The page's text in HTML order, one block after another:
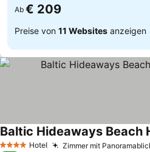
Ab € 209
Preise von 11 Websites anzeigen
4 Sterne Hotel Zimmer mit
Baltic Hideaways Beach